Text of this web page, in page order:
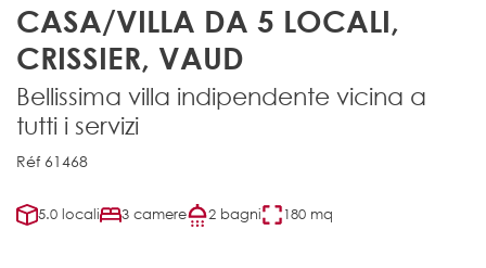
CASA/VILLA DA 5 LOCALI,
CRISSIER, VAUD
Bellissima villa indipendente vicina a
tutti i servizi
Réf 61468
5.0 locali 3 camere 2 bagni 180 mq